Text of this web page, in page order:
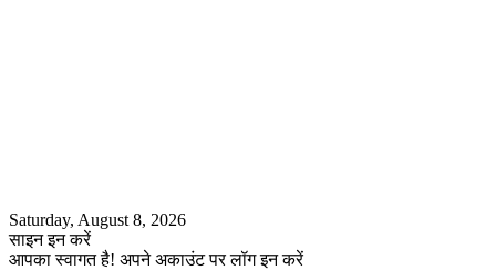
Saturday, August 8, 2026
साइन इन करें
आपका स्वागत है! अपने अकाउंट पर लॉग इन करें